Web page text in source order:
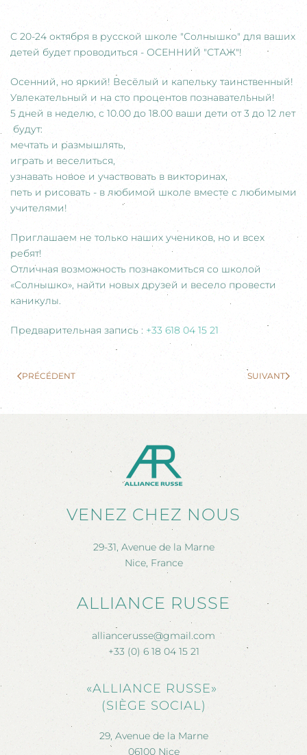
С 20-24 октября в русской школе "Солнышко" для ваших
детей будет проводиться - ОСЕННИЙ "СТАЖ"!
Осенний, но яркий! Весёлый и капельку таинственный!
Увлекательный и на сто процентов познавательный!
5 дней в неделю, с 10.00 до 18.00 ваши дети от 3 до 12 лет
будут:
мечтать и размышлять,
играть и веселиться,
узнавать новое и участвовать в викторинах,
петь и рисовать - в любимой школе вместе с любимыми
учителями!
Приглашаем не только наших учеников, но и всех
ребят!
Отличная возможность познакомиться со школой
«Солнышко», найти новых друзей и весело провести
каникулы.
Предварительная запись : +33 618 04 15 21
PRÉCÉDENT SUIVANT
VENEZ CHEZ NOUS
29-31, Avenue de la Marne
Nice, France
ALLIANCE RUSSE
alliancerusse@gmail.com
+33 (0) 6 18 04 15 21
«ALLIANCE RUSSE»
(SIÈGE SOCIAL)
29, Avenue de la Marne
06100 Nice